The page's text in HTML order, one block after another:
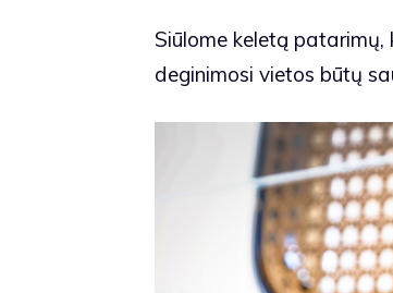
Siūlome keletą
deginimosi vietos būtų